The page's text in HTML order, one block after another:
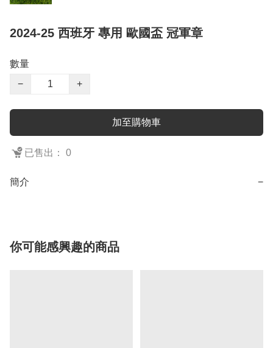
2024-25 西班牙 專用 歐國盃 冠軍章
數量
−
+
加至購物車
已售出： 0
簡介 −
你可能感興趣的商品